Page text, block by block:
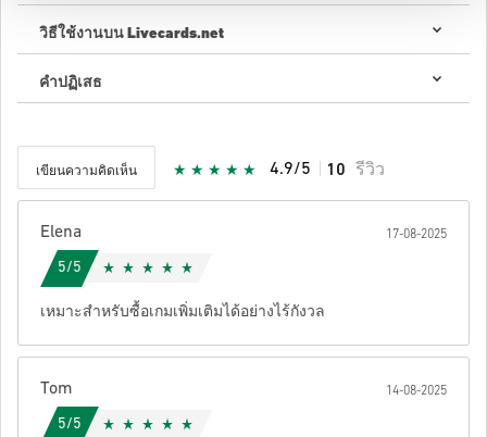
วิธีใช้งานบน Livecards.net
ใหม่กับ Livecards.net ใช่ไหม? การซื้อโค้ดดิจิทัลนั้นรวดเร็วและง่าย
มาก:
ดูคู่มือสั้น ๆ ด้านบน หรือทำตามขั้นตอนด้านล่าง 👇
คำปฏิเสธ
ระบุไว้ในขณะที่สินค้าในสต็อกจะถูกจัดส่งทันทีเพื่อรอการ
ตรวจสอบความปลอดภัย.
ยอมรับ.
คุณกำลังซื้อผลิตภัณฑ์ดิจิทัลเท่านั้น.
สำหรับข้อมูลเพิ่มเติมโปรดดู
หากคุณประสบปัญหาในการสั่งซื้อโปรดแจ้งให้เราทราบ
เนื้อหาที่ดาวน์โหลดได้หรือผลิตภัณฑ์ DLC - คุณต้องมีเกม
เขียนความคิดเห็น 4.9/5 10 รีวิว
ให้คะแนนเป็นดาว:
Elena 17-08-2025
5/5
เหมาะสำหรับซื้อเกมเพิ่มเติมได้อย่างไร้กังวล
Tom 14-08-2025
5/5